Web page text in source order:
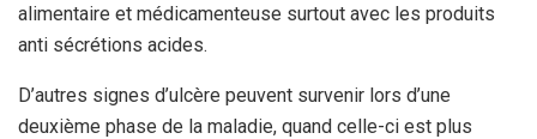
alimentaire et médicamenteuse surtout avec les produits
anti sécrétions acides.
D’autres signes d’ulcère peuvent survenir lors d’une
deuxième phase de la maladie, quand celle-ci est plus